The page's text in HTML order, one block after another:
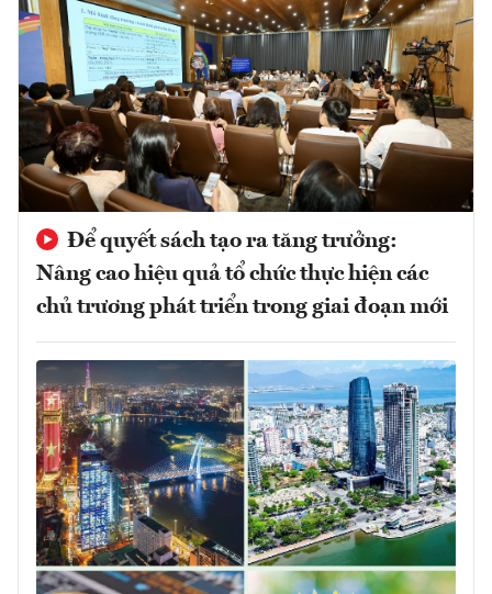
Để quyết sách tạo ra tăng trưởng:
Nâng cao hiệu quả tổ chức thực hiện các
chủ trương phát triển trong giai đoạn mới